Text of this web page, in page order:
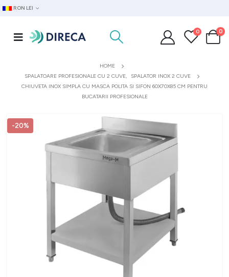
RON LEI
0 0
HOME
SPALATOARE PROFESIONALE CU 2 CUVE,
SPALATOR INOX 2 CUVE
CHIUVETA INOX SIMPLA CU MASCA POLITA SI SIFON 60X70X85 CM PENTRU
BUCATARII PROFESIONALE
-20%